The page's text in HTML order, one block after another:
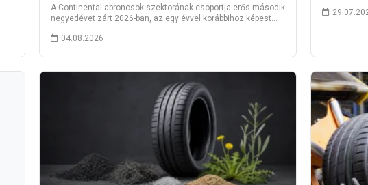
A Continental abroncsok szektorának csoportja erős második
negyedévet zárt 2026-ban, az egy évvel korábbihoz képest…
04.08.2026